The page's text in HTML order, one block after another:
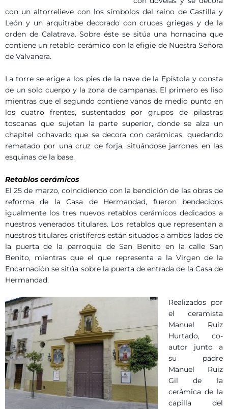
con un altorrelieve con los símbolos del reino de Castilla y
León y un arquitrabe decorado con cruces griegas y de la
orden de Calatrava. Sobre éste se sitúa una hornacina que
contiene un retablo cerámico con la efigie de Nuestra Señora
de Valvanera.
La torre se erige a los pies de la nave de la Epístola y consta
de un solo cuerpo y la zona de campanas. El primero es liso
mientras que el segundo contiene vanos de medio punto en
los cuatro frentes, sustentados por grupos de pilastras
toscanas que sujetan la parte superior, donde se alza un
chapitel ochavado que se decora con cerámicas, quedando
rematado por una cruz de forja, situándose jarrones en las
esquinas de la base.
Retablos cerámicos
El 25 de marzo, coincidiendo con la bendición de las obras de
reforma de la Casa de Hermandad, fueron bendecidos
igualmente los tres nuevos retablos cerámicos dedicados a
nuestros venerados titulares. Los retablos que representan a
nuestros titulares cristíferos están situados a ambos lados de
la puerta de la parroquia de San Benito en la calle San
Benito, mientras que el que representa a la Virgen de la
Encarnación se sitúa sobre la puerta de entrada de la Casa de
Hermandad.
Realizados por
el ceramista
Manuel Ruiz
Hurtado, co-
autor junto a
su padre
Manuel Ruiz
Gil de la
cerámica de la
capilla del